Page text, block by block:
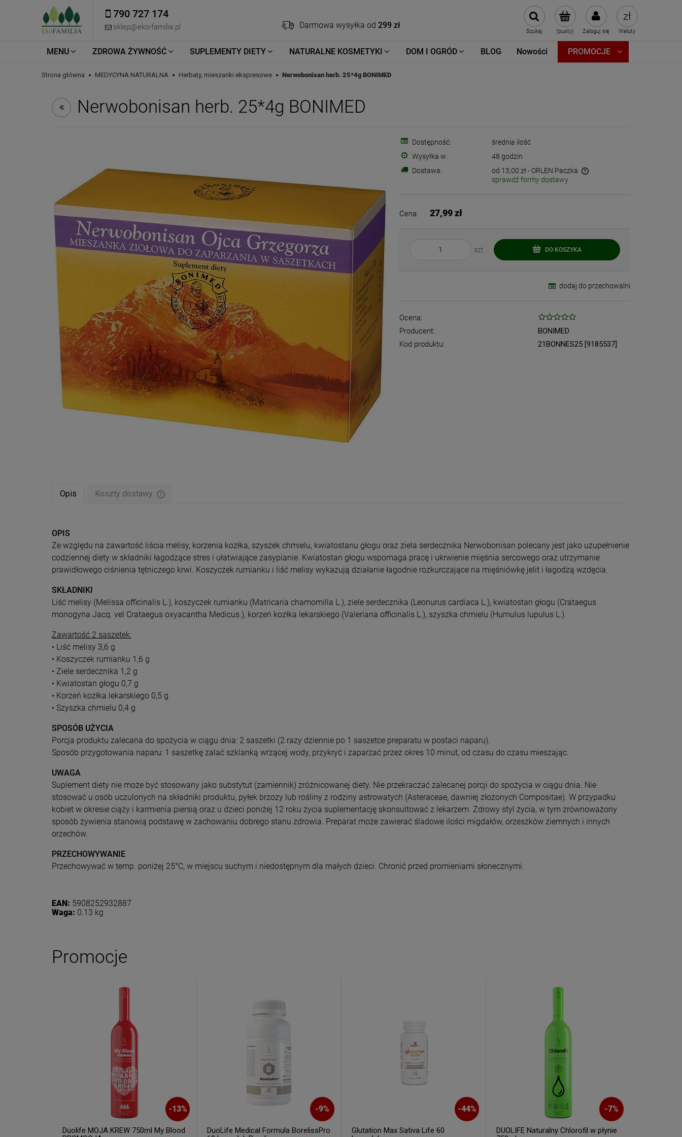
Darmowa wysyłka od 299 zł
790 727 174
sklep@eko-familia.pl (pusty) Zaloguj się
Szukaj Waluty
MENU ZDROWA ŻYWNOŚĆ SUPLEMENTY DIETY NATURALNE KOSMETYKI DOM I OGRÓD BLOG Nowości PROMOCJE
Strona główna MEDYCYNA NATURALNA Herbaty, mieszanki ekspresowe Nerwobonisan herb. 25*4g BONIMED
Nerwobonisan herb. 25*4g BONIMED
Dostępność:
średnia ilość
Wysyłka w:
48 godzin
Dostawa:
od 13,00 zł - ORLEN Paczka
sprawdź formy dostawy
Cena: 27,99 zł
szt DO KOSZYKA
dodaj do przechowalni
Ocena:
Producent:
BONIMED
Kod produktu:
21BONNES25 [9185537]
Opis Koszty dostawy
OPIS
Ze względu na zawartość liścia melisy, korzenia kozłka, szyszek chmielu, kwiatostanu głogu oraz ziela serdecznika Nerwobonisan polecany jest jako uzupełnienie
codziennej diety w składniki łagodzące stres i ułatwiające zasypianie. Kwiatostan głogu wspomaga pracę i ukrwienie mięśnia sercowego oraz utrzymanie
prawidłowego ciśnienia tętniczego krwi. Koszyczek rumianku i liść melisy wykazują działanie łagodnie rozkurczające na mięśniówkę jelit i łagodzą wzdęcia.
SKŁADNIKI
Liść melisy (Melissa officinalis L.), koszyczek rumianku (Matricaria chamomilla L.), ziele serdecznika (Leonurus cardiaca L.), kwiatostan głogu (Crataegus
monogyna Jacq. vel Crataegus oxyacantha Medicus.), korzeń kozłka lekarskiego (Valeriana officinalis L.), szyszka chmielu (Humulus lupulus L.).
Zawartość 2 saszetek:
• Liść melisy 3,6 g
• Koszyczek rumianku 1,6 g
• Ziele serdecznika 1,2 g
• Kwiatostan głogu 0,7 g
• Korzeń kozłka lekarskiego 0,5 g
• Szyszka chmielu 0,4 g
SPOSÓB UŻYCIA
Porcja produktu zalecana do spożycia w ciągu dnia: 2 saszetki (2 razy dziennie po 1 saszetce preparatu w postaci naparu).
Sposób przygotowania naparu: 1 saszetkę zalać szklanką wrzącej wody, przykryć i zaparzać przez okres 10 minut, od czasu do czasu mieszając.
UWAGA
Suplement diety nie może być stosowany jako substytut (zamiennik) zróżnicowanej diety. Nie przekraczać zalecanej porcji do spożycia w ciągu dnia. Nie
stosować u osób uczulonych na składniki produktu, pyłek brzozy lub rośliny z rodziny astrowatych (Asteraceae, dawniej złożonych Compositae). W przypadku
kobiet w okresie ciąży i karmienia piersią oraz u dzieci poniżej 12 roku życia suplementację skonsultować z lekarzem. Zdrowy styl życia, w tym zrównoważony
sposób żywienia stanowią podstawę w zachowaniu dobrego stanu zdrowia. Preparat może zawierać śladowe ilości migdałów, orzeszków ziemnych i innych
orzechów.
PRZECHOWYWANIE
Przechowywać w temp. poniżej 25°C, w miejscu suchym i niedostępnym dla małych dzieci. Chronić przed promieniami słonecznymi.
EAN: 5908252932887
Waga: 0.13 kg
Promocje
-13%
Duolife MOJA KREW 750ml My Blood
-9%
DuoLife Medical Formula BorelissPro
-44%
Glutation Max Sativa Life 60
-7%
DUOLIFE Naturalny Chlorofil w płynie
ODBIERZ RABAT 5%
Polityka prywatności